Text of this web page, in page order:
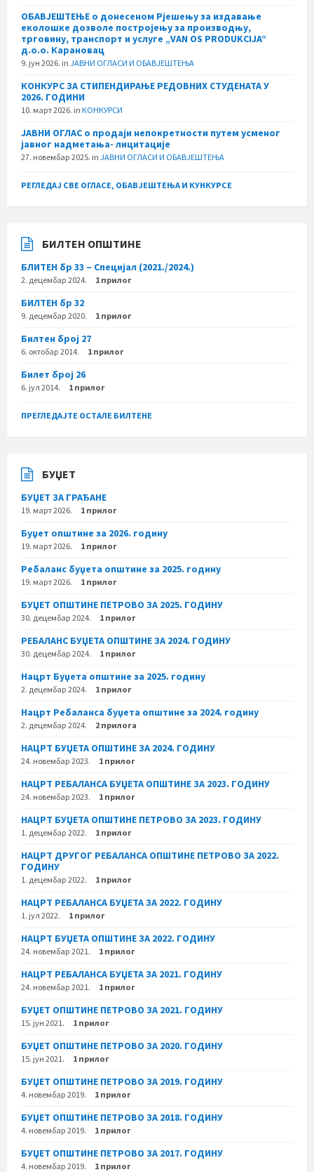
ОБАВЈЕШТЕЊЕ о донесеном Рјешењу за издавање
еколошке дозволе постројењу за производњу,
трговину, транспорт и услуге „VAN OS PRODUKCIJA“
д.о.о. Карановац
9. јун 2026. in ЈАВНИ ОГЛАСИ И ОБАВЈЕШТЕЊА
КОНКУРС ЗА СТИПЕНДИРАЊЕ РЕДОВНИХ СТУДЕНАТА У
2026. ГОДИНИ
10. март 2026. in КОНКУРСИ
ЈАВНИ ОГЛАС о продаји непокретности путем усменог
јавног надметања- лицитације
27. новембар 2025. in ЈАВНИ ОГЛАСИ И ОБАВЈЕШТЕЊА
РЕГЛЕДАЈ СВЕ ОГЛАСЕ, ОБАВЈЕШТЕЊА И КУНКУРСЕ
БИЛТЕН ОПШТИНЕ
БЛИТЕН бр 33 – Специјал (2021./2024.)
2. децембар 2024. 1 прилог
БИЛТЕН бр 32
9. децембар 2020. 1 прилог
Билтен број 27
6. октобар 2014. 1 прилог
Билет број 26
6. јул 2014. 1 прилог
ПРЕГЛЕДАЈТЕ ОСТАЛЕ БИЛТЕНЕ
БУЏЕТ
БУЏЕТ ЗА ГРАЂАНЕ
19. март 2026. 1 прилог
Буџет општине за 2026. годину
19. март 2026. 1 прилог
Ребаланс буџета општине за 2025. годину
19. март 2026. 1 прилог
БУЏЕТ ОПШТИНЕ ПЕТРОВО ЗА 2025. ГОДИНУ
30. децембар 2024. 1 прилог
РЕБАЛАНС БУЏЕТА ОПШТИНЕ ЗА 2024. ГОДИНУ
30. децембар 2024. 1 прилог
Нацрт Буџета општине за 2025. годину
2. децембар 2024. 1 прилог
Нацрт Ребаланса буџета општине за 2024. годину
2. децембар 2024. 2 прилога
НАЦРТ БУЏЕТА ОПШТИНЕ ЗА 2024. ГОДИНУ
24. новембар 2023. 1 прилог
НАЦРТ РЕБАЛАНСА БУЏЕТА ОПШТИНЕ ЗА 2023. ГОДИНУ
24. новембар 2023. 1 прилог
НАЦРТ БУЏЕТА ОПШТИНЕ ПЕТРОВО ЗА 2023. ГОДИНУ
1. децембар 2022. 1 прилог
НАЦРТ ДРУГОГ РЕБАЛАНСА ОПШТИНЕ ПЕТРОВО ЗА 2022.
ГОДИНУ
1. децембар 2022. 1 прилог
НАЦРТ РЕБАЛАНСА БУЏЕТА ЗА 2022. ГОДИНУ
1. јул 2022. 1 прилог
НАЦРТ БУЏЕТА ОПШТИНЕ ЗА 2022. ГОДИНУ
24. новембар 2021. 1 прилог
НАЦРТ РЕБАЛАНСА БУЏЕТА ЗА 2021. ГОДИНУ
24. новембар 2021. 1 прилог
БУЏЕТ ОПШТИНЕ ПЕТРОВО ЗА 2021. ГОДИНУ
15. јун 2021. 1 прилог
БУЏЕТ ОПШТИНЕ ПЕТРОВО ЗА 2020. ГОДИНУ
15. јун 2021. 1 прилог
БУЏЕТ ОПШТИНЕ ПЕТРОВО ЗА 2019. ГОДИНУ
4. новембар 2019. 1 прилог
БУЏЕТ ОПШТИНЕ ПЕТРОВО ЗА 2018. ГОДИНУ
4. новембар 2019. 1 прилог
БУЏЕТ ОПШТИНЕ ПЕТРОВО ЗА 2017. ГОДИНУ
4. новембар 2019. 1 прилог